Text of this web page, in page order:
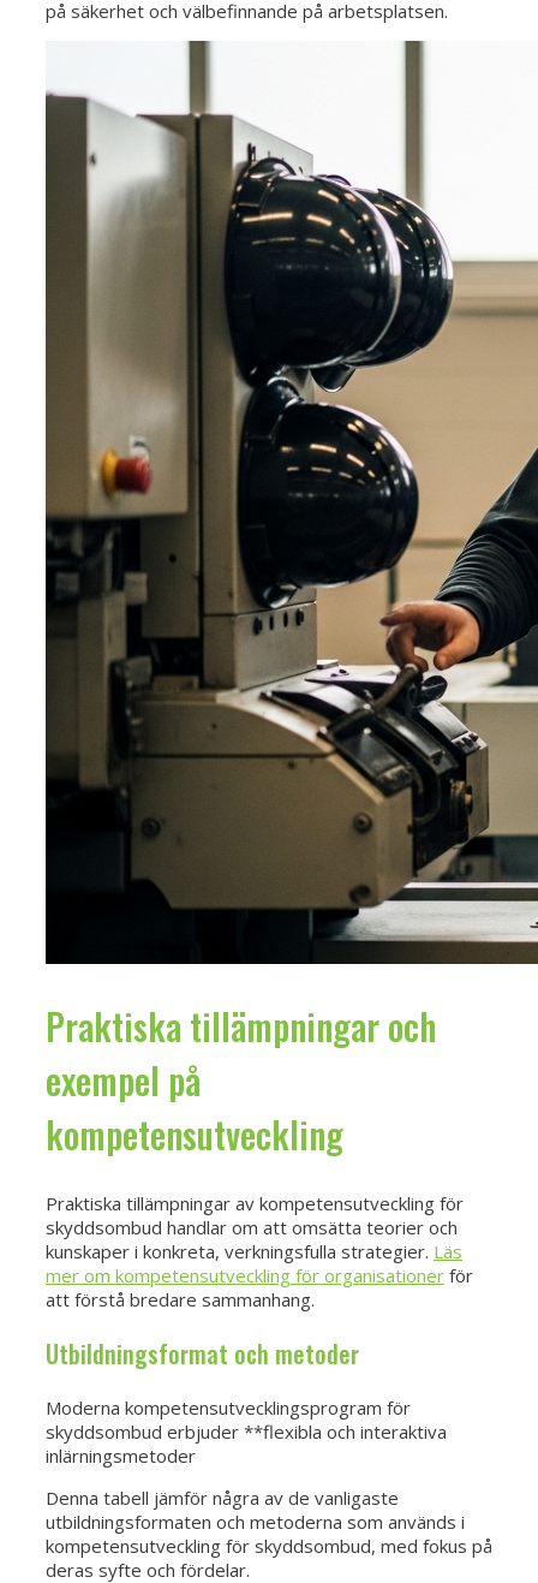
på säkerhet och välbefinnande på arbetsplatsen.
Praktiska tillämpningar och
exempel på
kompetensutveckling
Praktiska tillämpningar av kompetensutveckling för
skyddsombud handlar om att omsätta teorier och
kunskaper i konkreta, verkningsfulla strategier. Läs
mer om kompetensutveckling för organisationer för
att förstå bredare sammanhang.
Utbildningsformat och metoder
Moderna kompetensutvecklingsprogram för
skyddsombud erbjuder **flexibla och interaktiva
inlärningsmetoder
Denna tabell jämför några av de vanligaste
utbildningsformaten och metoderna som används i
kompetensutveckling för skyddsombud, med fokus på
deras syfte och fördelar.